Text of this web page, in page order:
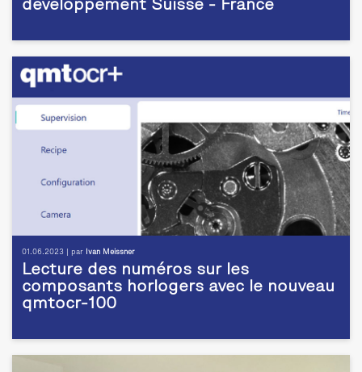
développement Suisse - France
01.06.2023 | par Ivan Meissner
Lecture des numéros sur les
composants horlogers avec le nouveau
qmtocr-100